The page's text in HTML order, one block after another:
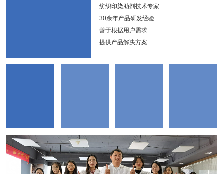
纺织印染助剂技术专家
30余年产品研发经验
善于根据用户需求
提供产品解决方案